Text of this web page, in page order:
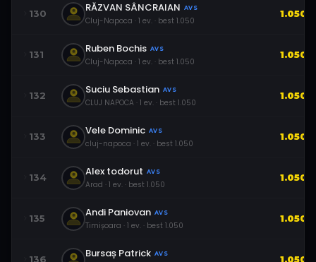
130 RĂZVAN SÂNCRAIAN AVS
Cluj-Napoca · 1 ev. · best 1.050
1.050
131 Ruben Bochis AVS
Cluj-Napoca · 1 ev. · best 1.050
1.050
132 Suciu Sebastian AVS
CLUJ NAPOCA · 1 ev. · best 1.050
1.050
133 Vele Dominic AVS
cluj-napoca · 1 ev. · best 1.050
1.050
134 Alex todorut AVS
Arad · 1 ev. · best 1.050
1.050
135 Andi Paniovan AVS
Timișoara · 1 ev. · best 1.050
1.050
136 Bursaș Patrick AVS 1.050